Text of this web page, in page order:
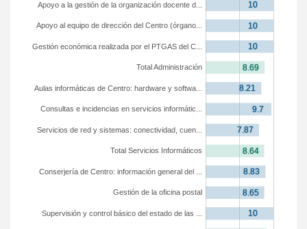
Supervisión y control básico del estado de las ...
Gestión de la oficina postal
Conserjería de Centro: información general del ...
Total Servicios Informáticos
Servicios de red y sistemas: conectividad, cuen...
Consultas e incidencias en servicios informátic...
Aulas informáticas de Centro: hardware y softwa...
Total Administración
Gestión económica realizada por el PTGAS del C...
Apoyo al equipo de dirección del Centro (órgano...
Apoyo a la gestión de la organización docente d...